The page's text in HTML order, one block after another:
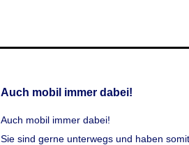
Auch mobil immer dabei!
Auch mobil immer dabei!
Sie sind gerne unterwegs und haben